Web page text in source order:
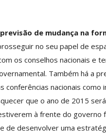
de mudança na
no seu papel de
os conselhos nacionais e
Também há a
conferências nacionais como
que o ano de 2015
à frente do governo
de desenvolver uma